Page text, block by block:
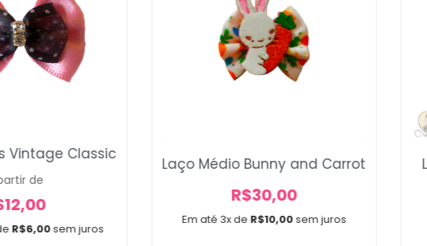
R$6,00sem juros
Vintage Classic
de
12,00
Em até 3x de R$10,00sem juros
Laço Médio Bunny and Carrot
R$30,00